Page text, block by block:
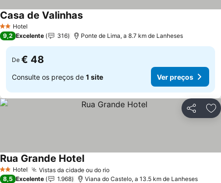
2 Estrelas
Hotel
Casa de ValinhasVer preços
9,2 Excelente 316 Ponte de Lima, a 8.7 km de Lanheses
De € 48
Consulte os preços de 1 site Ver preços
Partilhar
2 Estrelas
Hotel Vistas da cidade ou do rioVer preços
Rua Grande HotelVer preços
8,5 Excelente 1.968 Viana do Castelo, a 13.5 km de Lanheses